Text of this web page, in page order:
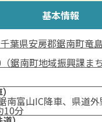
基本情報
葉県安房郡鋸南町竜
鋸南町地域振興課ま
南富山IC降車、県道
10分